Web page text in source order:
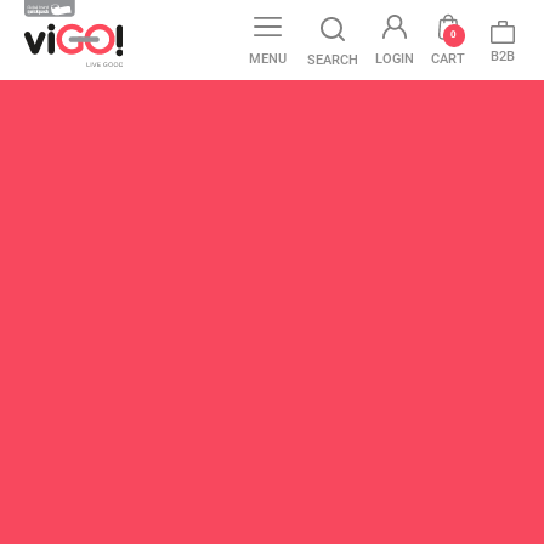
MENU SEARCH LOGIN CART
0
B2B